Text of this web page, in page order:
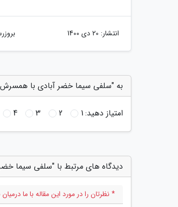
انتشار: 20 دی 1400
به "سلفی سیما خضر آبادی با همسرش
امتیاز دهید:1
2
3
4
دیدگاه های مرتبط با "سلفی سیما
* نظرتان را در مورد این مقاله با ما درمیان